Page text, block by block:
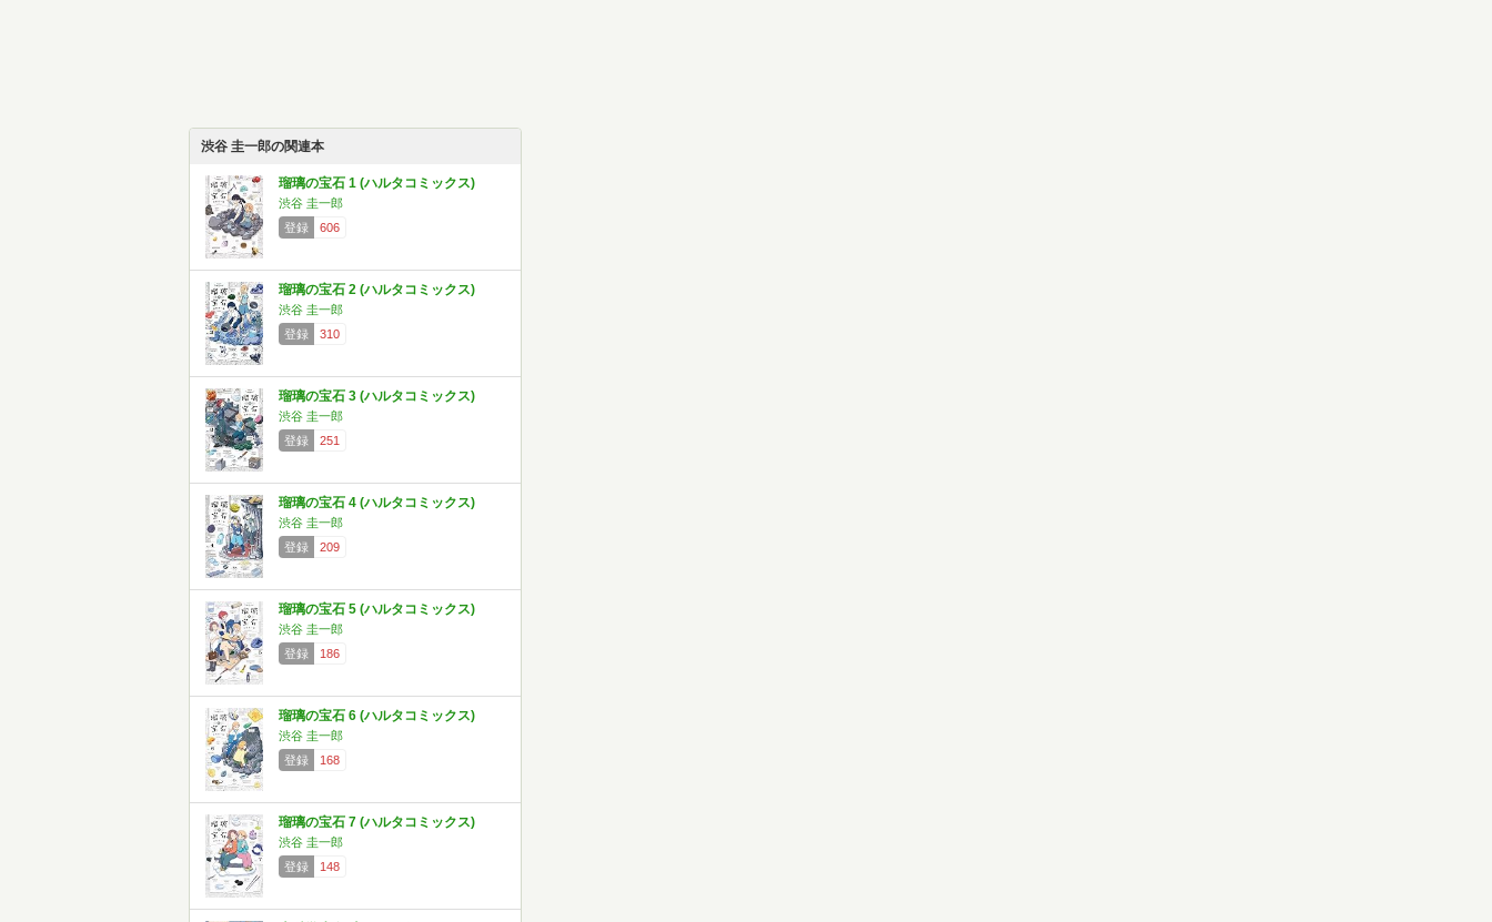
渋谷 圭一郎の関連本
瑠璃の宝石 1 (ハルタコミックス)
渋谷 圭一郎
登録
606
瑠璃の宝石 2 (ハルタコミックス)
渋谷 圭一郎
登録
310
瑠璃の宝石 3 (ハルタコミックス)
渋谷 圭一郎
登録
251
瑠璃の宝石 4 (ハルタコミックス)
渋谷 圭一郎
登録
209
瑠璃の宝石 5 (ハルタコミックス)
渋谷 圭一郎
登録
186
瑠璃の宝石 6 (ハルタコミックス)
渋谷 圭一郎
登録
168
瑠璃の宝石 7 (ハルタコミックス)
渋谷 圭一郎
登録
148